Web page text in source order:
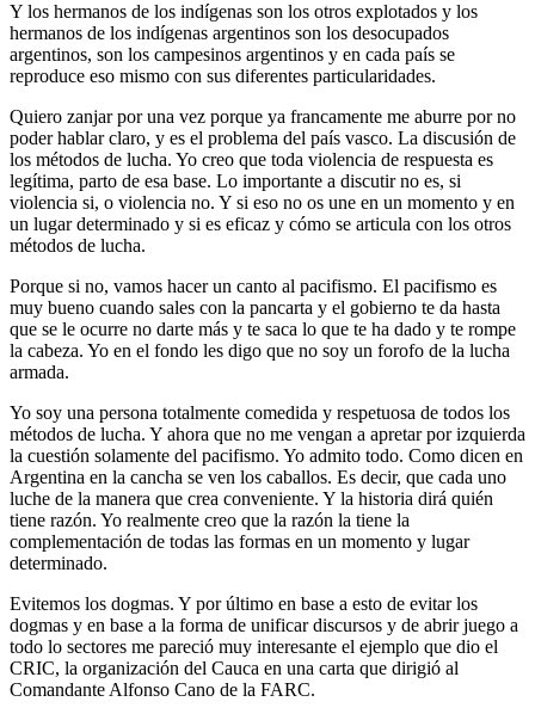
Y los hermanos de los indígenas son los otros explotados y los
hermanos de los indígenas argentinos son los desocupados
argentinos, son los campesinos argentinos y en cada país se
reproduce eso mismo con sus diferentes particularidades.
Quiero zanjar por una vez porque ya francamente me aburre por no
poder hablar claro, y es el problema del país vasco. La discusión de
los métodos de lucha. Yo creo que toda violencia de respuesta es
legítima, parto de esa base. Lo importante a discutir no es, si
violencia si, o violencia no. Y si eso no os une en un momento y en
un lugar determinado y si es eficaz y cómo se articula con los otros
métodos de lucha.
Porque si no, vamos hacer un canto al pacifismo. El pacifismo es
muy bueno cuando sales con la pancarta y el gobierno te da hasta
que se le ocurre no darte más y te saca lo que te ha dado y te rompe
la cabeza. Yo en el fondo les digo que no soy un forofo de la lucha
armada.
Yo soy una persona totalmente comedida y respetuosa de todos los
métodos de lucha. Y ahora que no me vengan a apretar por izquierda
la cuestión solamente del pacifismo. Yo admito todo. Como dicen en
Argentina en la cancha se ven los caballos. Es decir, que cada uno
luche de la manera que crea conveniente. Y la historia dirá quién
tiene razón. Yo realmente creo que la razón la tiene la
complementación de todas las formas en un momento y lugar
determinado.
Evitemos los dogmas. Y por último en base a esto de evitar los
dogmas y en base a la forma de unificar discursos y de abrir juego a
todo lo sectores me pareció muy interesante el ejemplo que dio el
CRIC, la organización del Cauca en una carta que dirigió al
Comandante Alfonso Cano de la FARC.